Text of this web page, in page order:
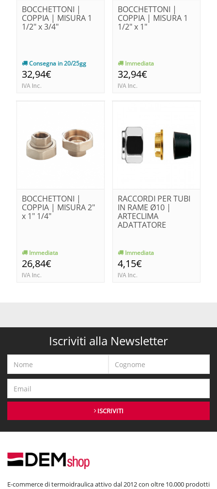
BOCCHETTONI |
COPPIA | MISURA 1
1/2" x 3/4"
Consegna in 20/25gg
32,94€
IVA Inc.
BOCCHETTONI |
COPPIA | MISURA 1
1/2" x 1"
Immediata
32,94€
IVA Inc.
BOCCHETTONI |
COPPIA | MISURA 2"
x 1" 1/4"
Immediata
26,84€
IVA Inc.
RACCORDI PER TUBI
IN RAME Ø10 |
ARTECLIMA
ADATTATORE
Immediata
4,15€
IVA Inc.
Iscriviti alla Newsletter
ISCRIVITI
E-commerce di termoidraulica attivo dal 2012 con oltre 10.000 prodotti